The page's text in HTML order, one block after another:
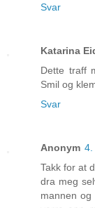
Svar
Katarina
Dette traff
Smil og
Svar
Anonym 4.
Takk for at
dra meg
mannen